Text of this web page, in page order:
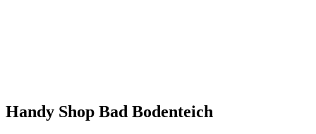
Handy Shop Bad Bodenteich